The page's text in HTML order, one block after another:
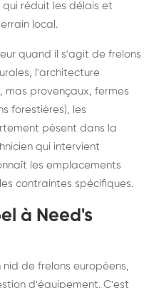
qui réduit les délais et
local.
quand il s'agit de frelons
l'architecture
mas provençaux, fermes
forestières), les
pèsent dans la
qui intervient
les emplacements
contraintes spécifiques.
à Need's
nid de frelons européens,
d'équipement. C'est